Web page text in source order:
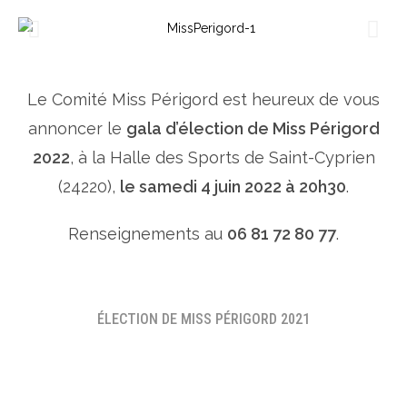
Le Comité Miss Périgord est heureux de vous
annoncer le gala d’élection de Miss Périgord
2022, à la Halle des Sports de Saint-Cyprien
(24220), le samedi 4 juin 2022 à 20h30.
Renseignements au 06 81 72 80 77.
ÉLECTION DE MISS PÉRIGORD 2021